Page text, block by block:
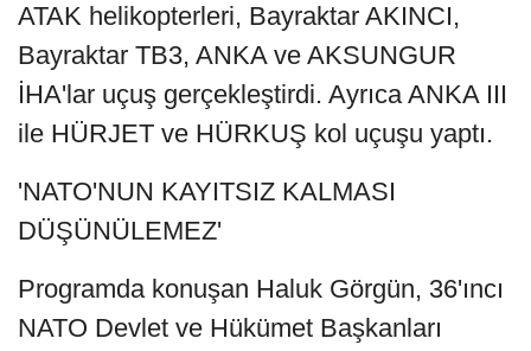
ATAK helikopterleri, Bayraktar AKINCI,
Bayraktar TB3, ANKA ve AKSUNGUR
İHA'lar uçuş gerçekleştirdi. Ayrıca ANKA III
ile HÜRJET ve HÜRKUŞ kol uçuşu yaptı.
'NATO'NUN KAYITSIZ KALMASI
DÜŞÜNÜLEMEZ'
Programda konuşan Haluk Görgün, 36'ıncı
NATO Devlet ve Hükümet Başkanları